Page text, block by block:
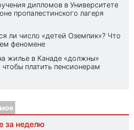
дипломов в Университете
пропалестинского лагеря
ли число «детей Оземпик»? Что
феномене
жилье в Канаде «должны»
платить пенсионерам
за неделю